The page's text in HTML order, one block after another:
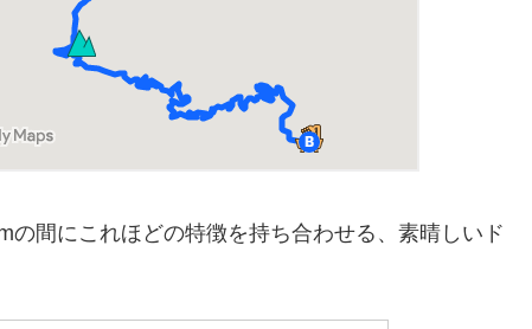
間にこれほどの特徴を持ち合わせる、素晴しいド